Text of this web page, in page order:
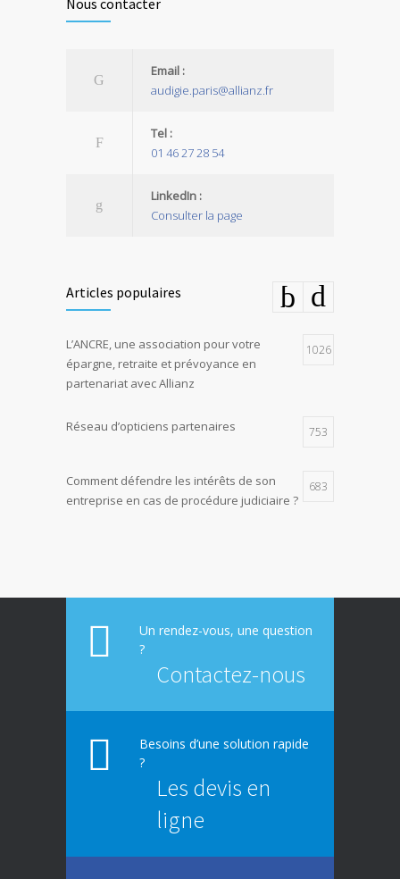
Email :
audigie.paris@allianz.fr
Tel :
01 46 27 28 54
LinkedIn :
Consulter la page
Articles populaires
L’ANCRE, une association pour votre
épargne, retraite et prévoyance en
partenariat avec Allianz
1026
Réseau d’opticiens partenaires 753
Comment défendre les intérêts de son
entreprise en cas de procédure judiciaire ?
683
entreprises
Un rendez-vous, une question
?
Contactez-nous
Besoins d’une solution rapide
?
Les devis en
ligne